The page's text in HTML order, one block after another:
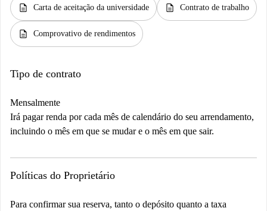
description Carta de aceitação da universidade description Contrato de trabalho
description Comprovativo de rendimentos
Tipo de contrato
Mensalmente
Irá pagar renda por cada mês de calendário do seu arrendamento,
incluindo o mês em que se mudar e o mês em que sair.
Políticas do Proprietário
Para confirmar sua reserva, tanto o depósito quanto a taxa